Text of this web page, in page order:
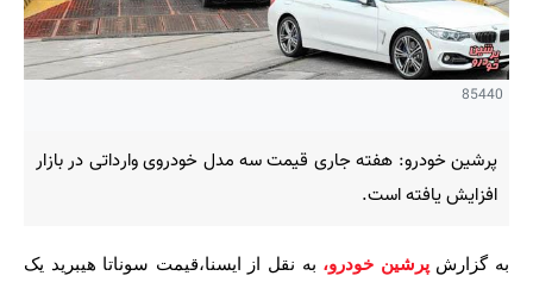
85440
پرشین خودرو: هفته جاری قیمت سه مدل خودروی وارداتی در بازار
افزایش یافته است.
به گزارش پرشین خودرو، به نقل از ایسنا،قیمت سوناتا هیبرید یک